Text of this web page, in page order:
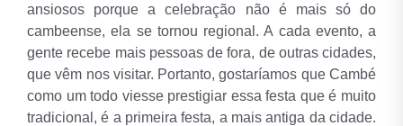
ansiosos porque a celebração não é mais só do
cambeense, ela se tornou regional. A cada evento, a
gente recebe mais pessoas de fora, de outras cidades,
que vêm nos visitar. Portanto, gostaríamos que Cambé
como um todo viesse prestigiar essa festa que é muito
tradicional, é a primeira festa, a mais antiga da cidade.